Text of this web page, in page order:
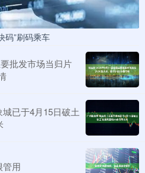
码”刷码乘车
批发市场当归片
已于4月15日破土
管用